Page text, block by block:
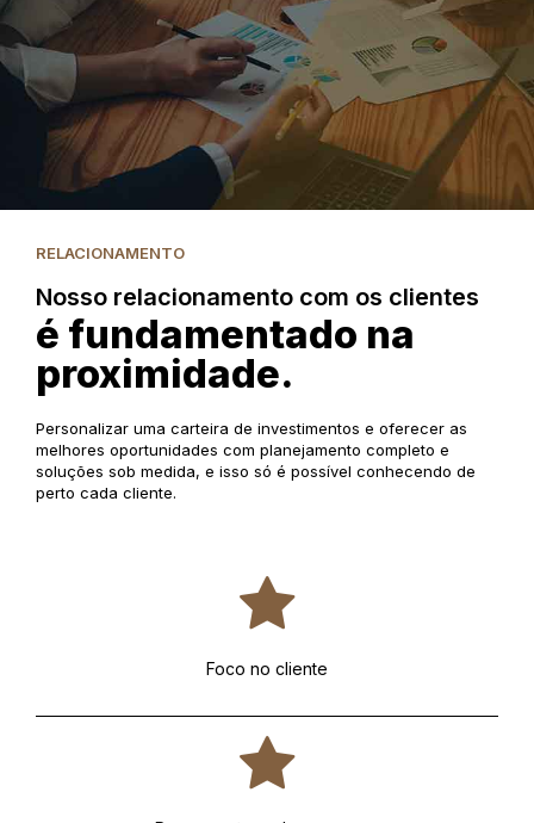
RELACIONAMENTO
Nosso relacionamento com os clientes
é fundamentado na
proximidade.
Personalizar uma carteira de investimentos e oferecer as
melhores oportunidades com planejamento completo e
soluções sob medida, e isso só é possível conhecendo de
perto cada cliente.
Foco no cliente